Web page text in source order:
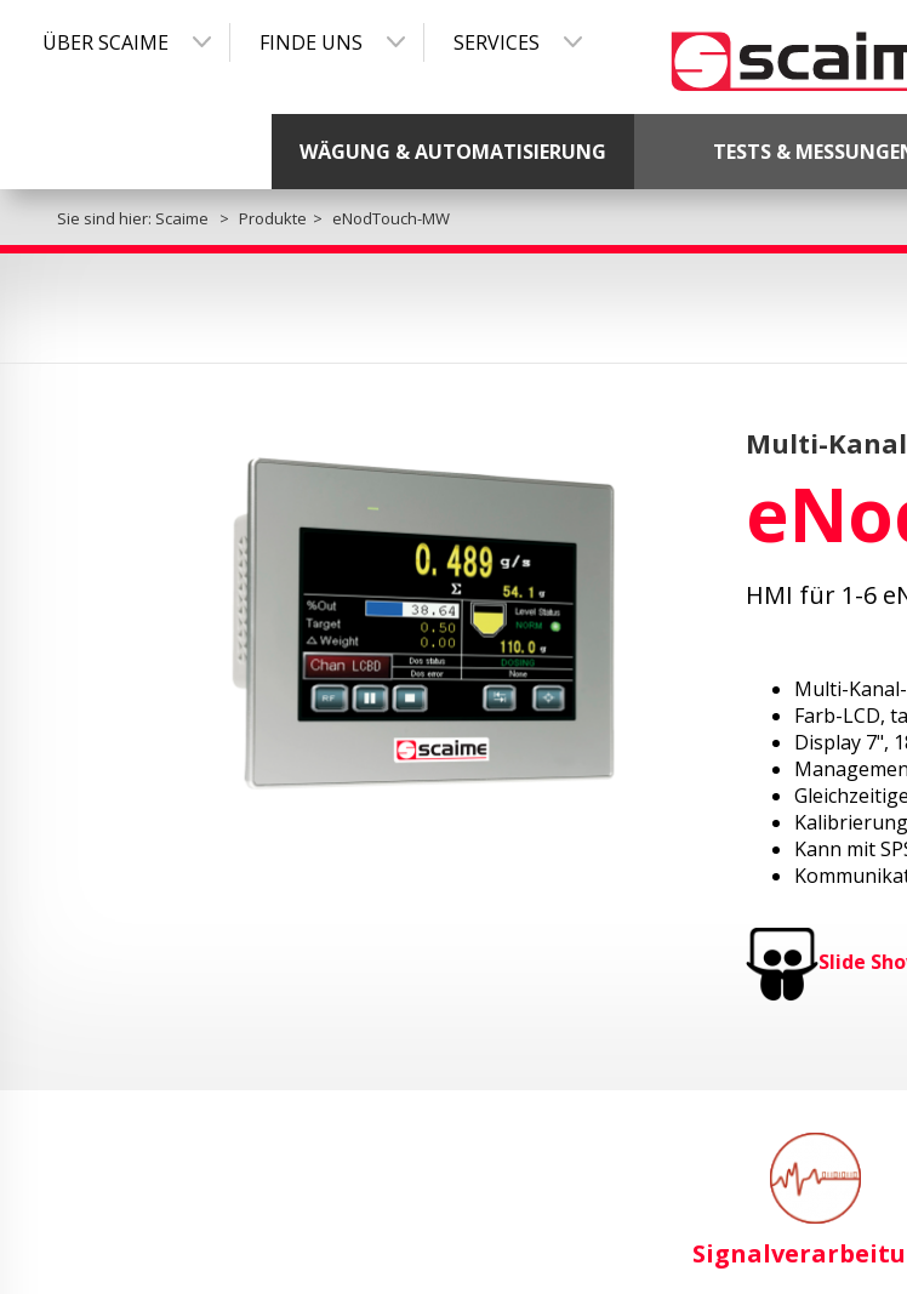
ÜBER SCAIME FINDE UNS SERVICES
WÄGUNG & AUTOMATISIERUNG TESTS &
Sie sind hier: Scaime Produkte eNodTouch-MW
Multi-
HMI für 1-6
Multi-
Farb-LCD,
Display 7",
Kann mit
Slide